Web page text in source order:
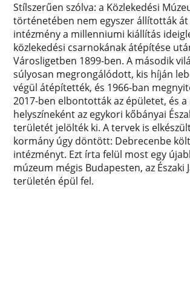
Stílszerűen szólva: a Közlekedési
történetében nem egyszer állították át
intézmény a millenniumi kiállítás
közlekedési csarnokának átépítése
Városligetben 1899-ben. A második
súlyosan megrongálódott, kis híján
végül átépítették, és 1966-ban
2017-ben elbontották az épületet, és
helyszíneként az egykori kőbányai
területét jelölték ki. A tervek is
kormány úgy döntött: Debrecenbe
intézményt. Ezt írta felül most egy
múzeum mégis Budapesten, az Északi
területén épül fel.